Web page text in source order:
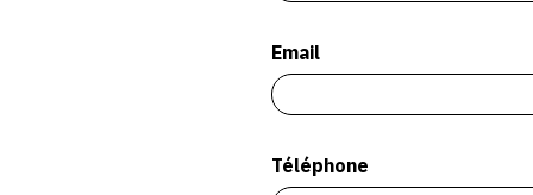
Email
Téléphone